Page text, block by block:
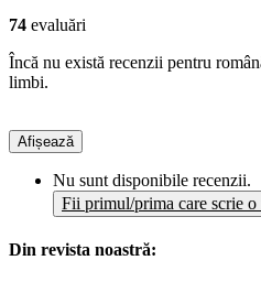
74 evaluări
Încă nu există recenzii pentru
limbi.
Afișează
Nu sunt disponibile recenzii.
Fii primul/prima care scrie o
Din revista noastră: